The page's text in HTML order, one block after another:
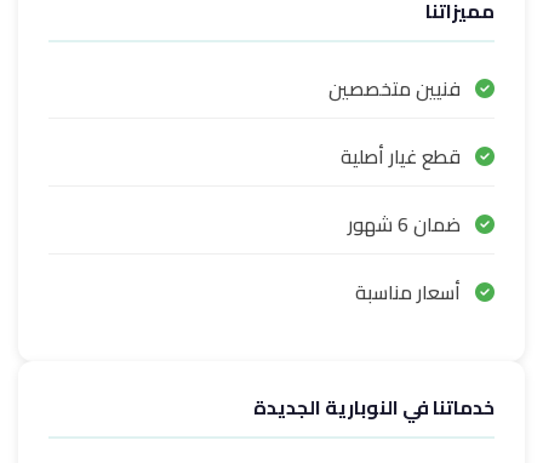
مميزاتنا
فنيين متخصصين
قطع غيار أصلية
ضمان 6 شهور
أسعار مناسبة
خدماتنا في النوبارية الجديدة